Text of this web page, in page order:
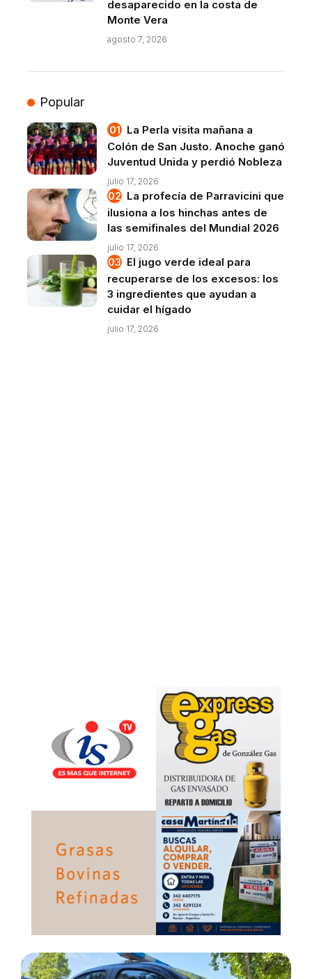
desaparecido en la costa de
Monte Vera
agosto 7, 2026
Popular
La Perla visita mañana a
Colón de San Justo. Anoche ganó
Juventud Unida y perdió Nobleza
julio 17, 2026
La profecía de Parravicini que
ilusiona a los hinchas antes de
las semifinales del Mundial 2026
julio 17, 2026
El jugo verde ideal para
recuperarse de los excesos: los
3 ingredientes que ayudan a
cuidar el hígado
julio 17, 2026